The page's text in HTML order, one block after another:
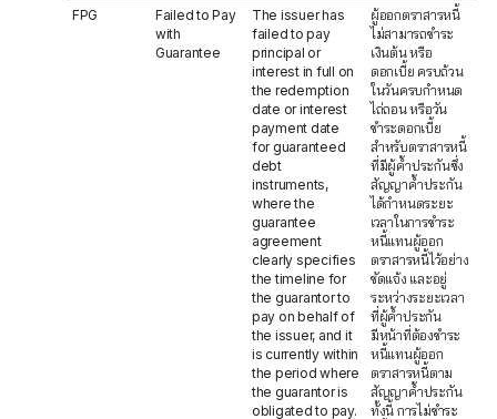
FPG
Failed to Pay
with
Guarantee
The issuer has
failed to pay
principal or
interest in full on
the redemption
date or interest
payment date
for guaranteed
debt
instruments,
where the
guarantee
agreement
clearly specifies
the timeline for
the guarantor to
pay on behalf of
the issuer, and it
is currently within
the period where
the guarantor is
obligated to pay.
ผู้ออกตราสารหนี้
ไม่สามารถชำระ
เงินต้น หรือ
ดอกเบี้ย ครบถ้วน
ในวันครบกำหนด
ไถ่ถอน หรือวัน
ชำระดอกเบี้ย
สำหรับตราสารหนี้
ที่มีผู้ค้ำประกันซึ่ง
สัญญาค้ำประกัน
ได้กำหนดระยะ
เวลาในการชำระ
หนี้แทนผู้ออก
ตราสารหนี้ไว้อย่าง
ชัดแจ้ง และอยู่
ระหว่างระยะเวลา
ที่ผู้ค้ำประกัน
มีหน้าที่ต้องชำระ
หนี้แทนผู้ออก
ตราสารหนี้ตาม
สัญญาค้ำประกัน
ทั้งนี้ การไม่ชำระ